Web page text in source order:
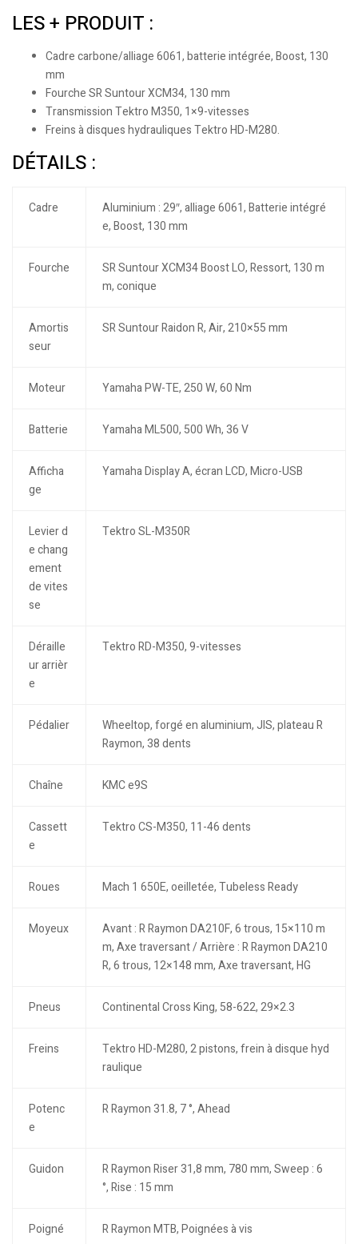
LES + PRODUIT :
Cadre carbone/alliage 6061, batterie intégrée, Boost, 130
mm
Fourche SR Suntour XCM34, 130 mm
Transmission Tektro M350, 1×9-vitesses
Freins à disques hydrauliques Tektro HD-M280.
DÉTAILS :
Cadre
Aluminium : 29″, alliage 6061, Batterie intégré
e, Boost, 130 mm
Fourche
SR Suntour XCM34 Boost LO, Ressort, 130 m
m, conique
Amortis
seur
SR Suntour Raidon R, Air, 210×55 mm
Moteur Yamaha PW-TE, 250 W, 60 Nm
Batterie Yamaha ML500, 500 Wh, 36 V
Afficha
ge
Yamaha Display A, écran LCD, Micro-USB
Levier d
e chang
ement
de vites
se
Tektro SL-M350R
Déraille
ur arrièr
e
Tektro RD-M350, 9-vitesses
Pédalier
Wheeltop, forgé en aluminium, JIS, plateau R
Raymon, 38 dents
Chaîne KMC e9S
Cassett
e
Tektro CS-M350, 11-46 dents
Roues Mach 1 650E, oeilletée, Tubeless Ready
Moyeux
Avant : R Raymon DA210F, 6 trous, 15×110 m
m, Axe traversant / Arrière : R Raymon DA210
R, 6 trous, 12×148 mm, Axe traversant, HG
Pneus Continental Cross King, 58-622, 29×2.3
Freins
Tektro HD-M280, 2 pistons, frein à disque hyd
raulique
Potenc
e
R Raymon 31.8, 7 °, Ahead
Guidon
R Raymon Riser 31,8 mm, 780 mm, Sweep : 6
°, Rise : 15 mm
Poigné
R Raymon MTB, Poignées à vis